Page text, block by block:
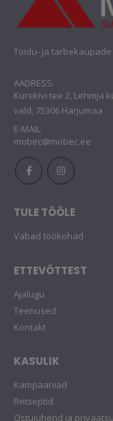
Toidu- ja
AADRESS:
Kurekivi tee 2, Lehmja
vald, 75306 Harjumaa
E-MAIL:
mobec@mobec.ee
TULE TÖÖLE
Vabad töökohad
ETTEVÕTTEST
Ajalugu
Teenused
Kontakt
KASULIK
Kampaaniad
Retseptid
Ostujuhend ja